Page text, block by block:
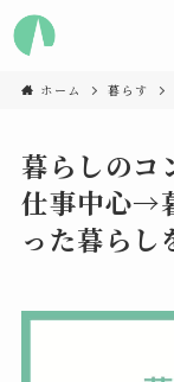
ホーム 暮らす
暮らしのコ
仕事中心→
った暮らし